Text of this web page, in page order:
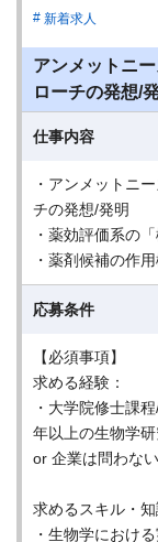
新着求人
アンメットニ
ローチの発想/
仕事内容
・アンメットニ
チの発想/発明
・薬効評価系の「
・薬剤候補の作
応募条件
【必須事項】
求める経験：
・大学院修士課
年以上の生物学
or 企業は問わない
求めるスキル・知
・生物学におけ